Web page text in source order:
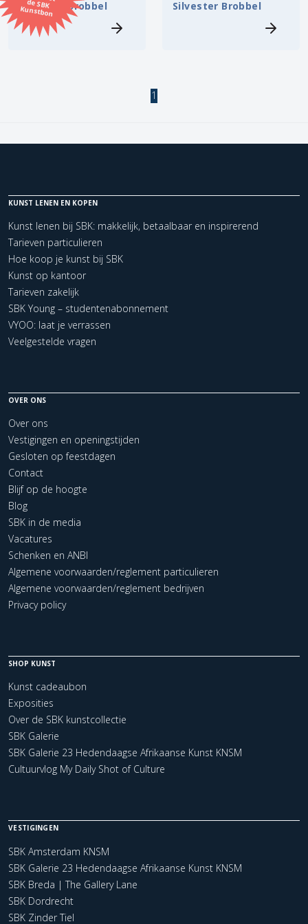
Kunstbon
Kunstenaar
Kleur
Kerncollectie
2 items. Pagina: 1
Silvester Brobbel Silvester Brobbel
1
KUNST LENEN EN KOPEN
Kunst lenen bij SBK: makkelijk, betaalbaar en inspirerend
Tarieven particulieren
Hoe koop je kunst bij SBK
Kunst op kantoor
Tarieven zakelijk
SBK Young – studentenabonnement
VYOO: laat je verrassen
Veelgestelde vragen
OVER ONS
Over ons
Vestigingen en openingstijden
Gesloten op feestdagen
Contact
Blijf op de hoogte
Blog
SBK in de media
Vacatures
Schenken en ANBI
Algemene voorwaarden/reglement particulieren
Algemene voorwaarden/reglement bedrijven
Privacy policy
SHOP KUNST
Kunst cadeaubon
Exposities
Over de SBK kunstcollectie
SBK Galerie
SBK Galerie 23 Hedendaagse Afrikaanse Kunst KNSM
Cultuurvlog My Daily Shot of Culture
VESTIGINGEN
SBK Amsterdam KNSM
SBK Galerie 23 Hedendaagse Afrikaanse Kunst KNSM
SBK Breda | The Gallery Lane
SBK Dordrecht
SBK Zinder Tiel